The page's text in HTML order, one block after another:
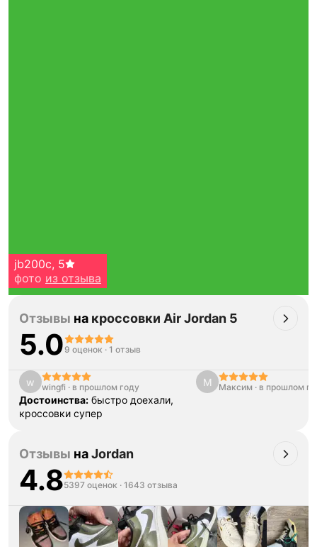
Тройная гарантия
оригинальности
Если придёт подделка — вернём деньги
Как мы провеяем товары
jb200c, 5
фото из отзыва
Отзывы на кроссовки Air Jordan 5
5.0 9 оценок · 1 отзыв
w wingfi · в прошлом году
Достоинства: быстро доехали,
кроссовки супер
М Максим · в прошлом
Отзывы наJordan
4.85397 оценок · 1643 отзыва